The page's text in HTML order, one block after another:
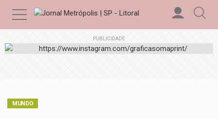
PUBLICIDADE
MUNDO